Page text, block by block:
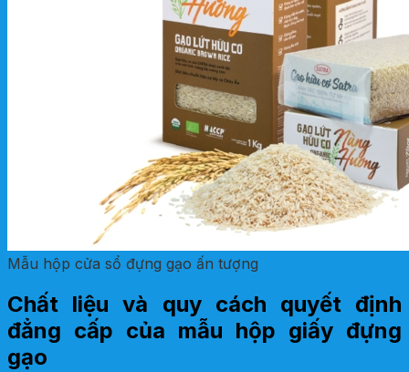
Mẫu hộp cửa sổ đựng gạo ấn tượng
Chất liệu và quy cách quyết định
đẳng cấp của mẫu hộp giấy đựng
gạo